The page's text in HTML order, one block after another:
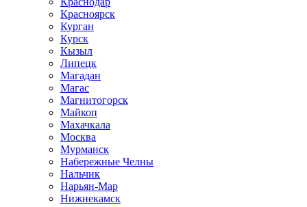
Красноярск
Курган
Курск
Кызыл
Липецк
Магадан
Магас
Магнитогорск
Майкоп
Махачкала
Москва
Мурманск
Набережные Челны
Нальчик
Нарьян-Мар
Нижнекамск